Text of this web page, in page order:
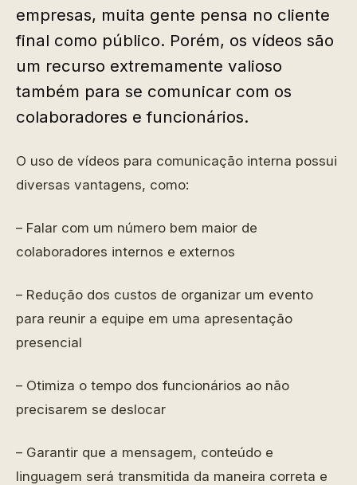
empresas, muita gente pensa no cliente
final como público. Porém, os vídeos são
um recurso extremamente valioso
também para se comunicar com os
colaboradores e funcionários.
O uso de vídeos para comunicação interna possui
diversas vantagens, como:
– Falar com um número bem maior de
colaboradores internos e externos
– Redução dos custos de organizar um evento
para reunir a equipe em uma apresentação
presencial
– Otimiza o tempo dos funcionários ao não
precisarem se deslocar
– Garantir que a mensagem, conteúdo e
linguagem será transmitida da maneira correta e